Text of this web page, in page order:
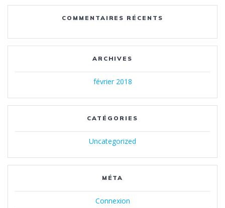
COMMENTAIRES RÉCENTS
ARCHIVES
février 2018
CATÉGORIES
Uncategorized
MÉTA
Connexion